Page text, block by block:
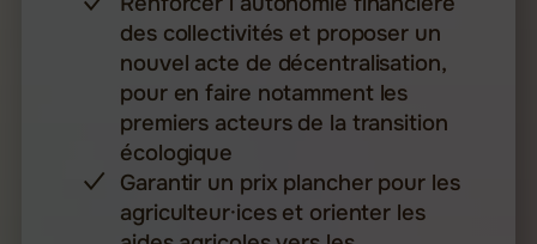
des collectivités et proposer un
nouvel acte de décentralisation,
pour en faire notamment les
premiers acteurs de la transition
écologique
Garantir un prix plancher pour les
agriculteur·ices et orienter les